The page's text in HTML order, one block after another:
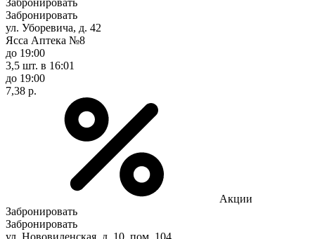
Забронировать
ул. Уборевича, д. 42
Ясса Аптека №8
до 19:00
3,5 шт. в 16:01
до 19:00
7,38 р.
Акции
Забронировать
Забронировать
ул. Нововиленская, д. 10, пом. 104